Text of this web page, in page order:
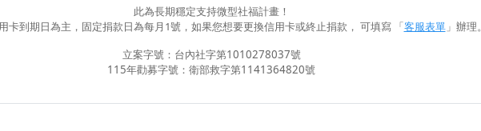
此為長期穩定支持微型社福計畫！
卡到期日為主，固定捐款日為每月1號，如果您想要更換信用卡或終止捐款， 可填寫 「客服表單」辦理。
立案字號：台內社字第1010278037號
115年勸募字號：衛部救字第1141364820號